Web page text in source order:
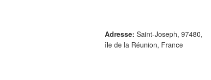
Adresse: Saint-Joseph, 97480,
île de la Réunion, France